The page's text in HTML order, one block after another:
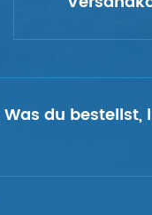
Was du bestellst,